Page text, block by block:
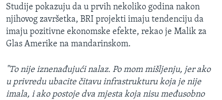
Studije pokazuju da u prvih nekoliko godina nakon
njihovog završetka, BRI projekti imaju tendenciju da
imaju pozitivne ekonomske efekte, rekao je Malik za
Glas Amerike na mandarinskom.
"To nije iznenađujući nalaz. Po mom mišljenju, jer ako
u privredu ubacite čitavu infrastrukturu koja je nije
imala, i ako postoje dva mjesta koja nisu međusobno